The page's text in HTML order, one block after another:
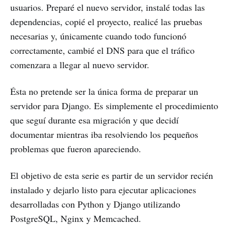
usuarios. Preparé el nuevo servidor, instalé todas las
dependencias, copié el proyecto, realicé las pruebas
necesarias y, únicamente cuando todo funcionó
correctamente, cambié el DNS para que el tráfico
comenzara a llegar al nuevo servidor.
Ésta no pretende ser la única forma de preparar un
servidor para Django. Es simplemente el procedimiento
que seguí durante esa migración y que decidí
documentar mientras iba resolviendo los pequeños
problemas que fueron apareciendo.
El objetivo de esta serie es partir de un servidor recién
instalado y dejarlo listo para ejecutar aplicaciones
desarrolladas con Python y Django utilizando
PostgreSQL, Nginx y Memcached.